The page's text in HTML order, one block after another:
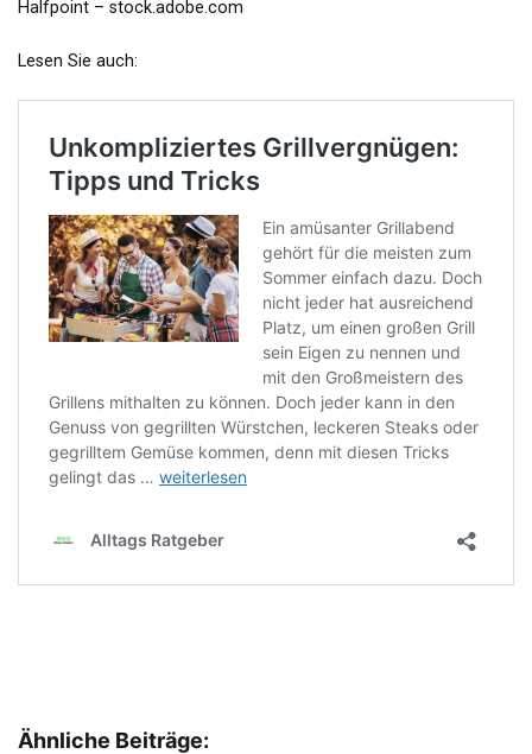
Halfpoint – stock.adobe.com
Lesen Sie auch:
Ähnliche Beiträge: